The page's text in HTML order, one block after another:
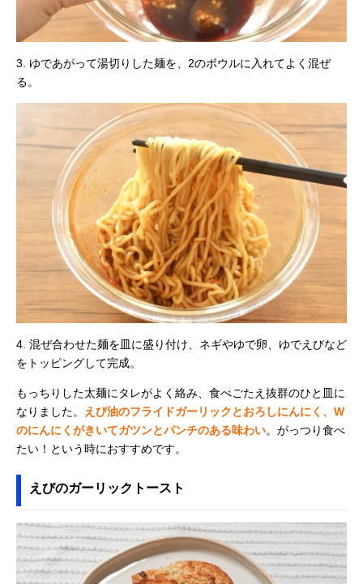
3. ゆであがって湯切りした麺を、2のボウルに入れてよく混ぜ
る。
4. 混ぜ合わせた麺を皿に盛り付け、ネギやゆで卵、ゆでえびなど
をトッピングして完成。
もっちりした太麺にタレがよく絡み、食べごたえ抜群のひと皿に
なりました。
えび油のフライドガーリックとおろしにんにく、W
のにんにくがきいてガツンとパンチのある味わい。がっつり食べ
たい！という時におすすめです。
えびのガーリックトースト